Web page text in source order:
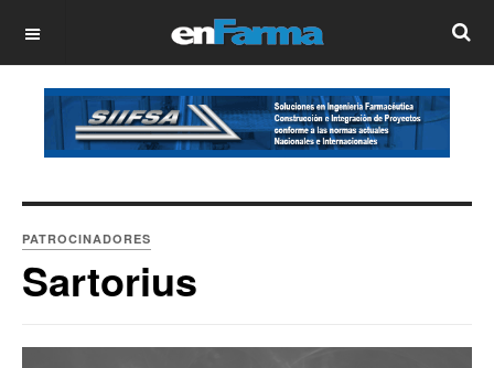
OFF CANVAS
PATROCINADORES
Sartorius